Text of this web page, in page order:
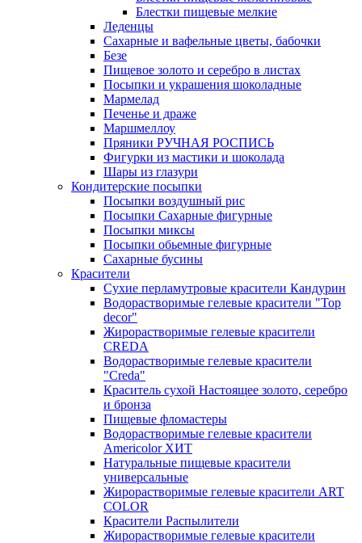
Блестки пищевые мелкие
Леденцы
Сахарные и вафельные цветы, бабочки
Безе
Пищевое золото и серебро в листах
Посыпки и украшения шоколадные
Мармелад
Печенье и драже
Маршмеллоу
Пряники РУЧНАЯ РОСПИСЬ
Фигурки из мастики и шоколада
Шары из глазури
Кондитерские посыпки
Посыпки воздушный рис
Посыпки Сахарные фигурные
Посыпки миксы
Посыпки обьемные фигурные
Сахарные бусины
Красители
Сухие перламутровые красители Кандурин
Водорастворимые гелевые красители "Top
decor"
Жирорастворимые гелевые красители
CREDA
Водорастворимые гелевые красители
"Creda"
Краситель сухой Настоящее золото, серебро
и бронза
Пищевые фломастеры
Водорастворимые гелевые красители
Americolor ХИТ
Натуральные пищевые красители
универсальные
Жирорастворимые гелевые красители ART
COLOR
Красители Распылители
Жирорастворимые гелевые красители